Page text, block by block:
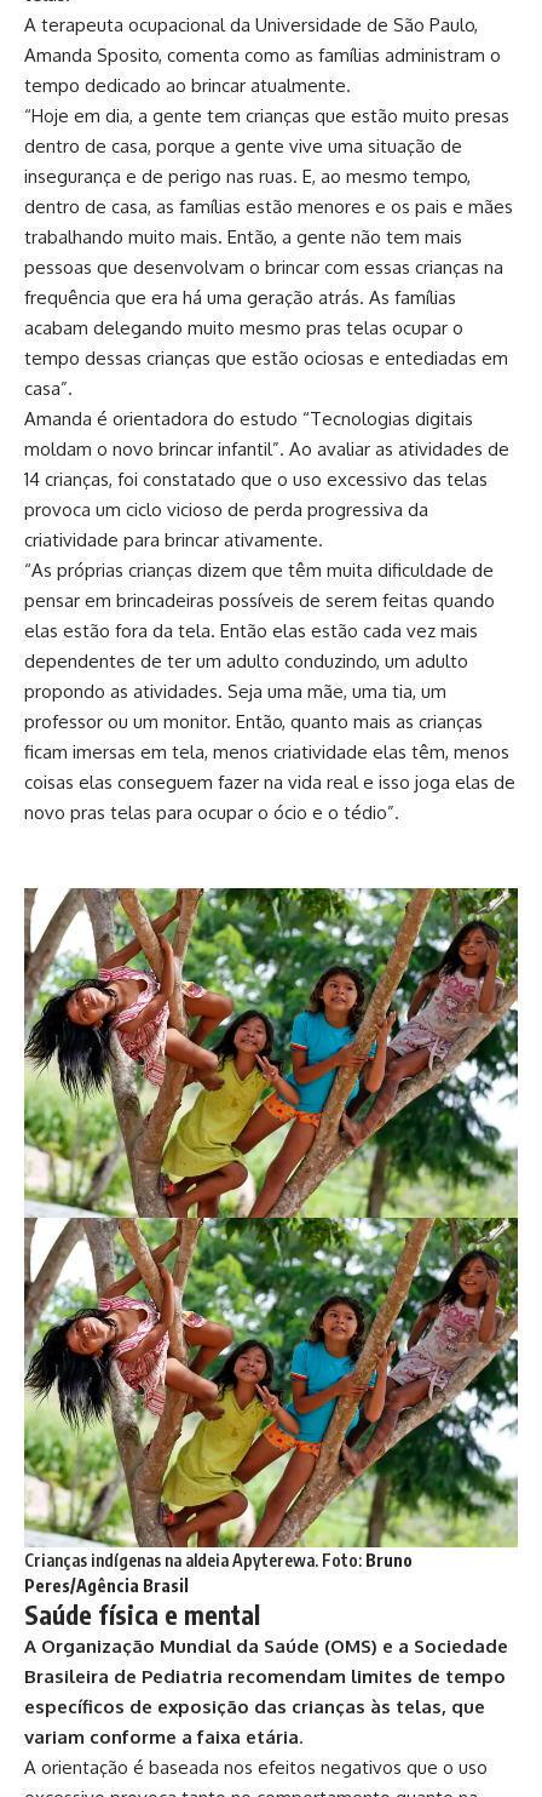
A terapeuta ocupacional da Universidade de São Paulo,
Amanda Sposito, comenta como as famílias administram o
tempo dedicado ao brincar atualmente.
“Hoje em dia, a gente tem crianças que estão muito presas
dentro de casa, porque a gente vive uma situação de
insegurança e de perigo nas ruas. E, ao mesmo tempo,
dentro de casa, as famílias estão menores e os pais e mães
trabalhando muito mais. Então, a gente não tem mais
pessoas que desenvolvam o brincar com essas crianças na
frequência que era há uma geração atrás. As famílias
acabam delegando muito mesmo pras telas ocupar o
tempo dessas crianças que estão ociosas e entediadas em
casa”.
Amanda é orientadora do estudo “Tecnologias digitais
moldam o novo brincar infantil”. Ao avaliar as atividades de
14 crianças, foi constatado que o uso excessivo das telas
provoca um ciclo vicioso de perda progressiva da
criatividade para brincar ativamente.
“As próprias crianças dizem que têm muita dificuldade de
pensar em brincadeiras possíveis de serem feitas quando
elas estão fora da tela. Então elas estão cada vez mais
dependentes de ter um adulto conduzindo, um adulto
propondo as atividades. Seja uma mãe, uma tia, um
professor ou um monitor. Então, quanto mais as crianças
ficam imersas em tela, menos criatividade elas têm, menos
coisas elas conseguem fazer na vida real e isso joga elas de
novo pras telas para ocupar o ócio e o tédio”.
Crianças indígenas na aldeia Apyterewa. Foto: Bruno
Peres/Agência Brasil
Saúde física e mental
A Organização Mundial da Saúde (OMS) e a Sociedade
Brasileira de Pediatria recomendam limites de tempo
específicos de exposição das crianças às telas, que
variam conforme a faixa etária.
A orientação é baseada nos efeitos negativos que o uso